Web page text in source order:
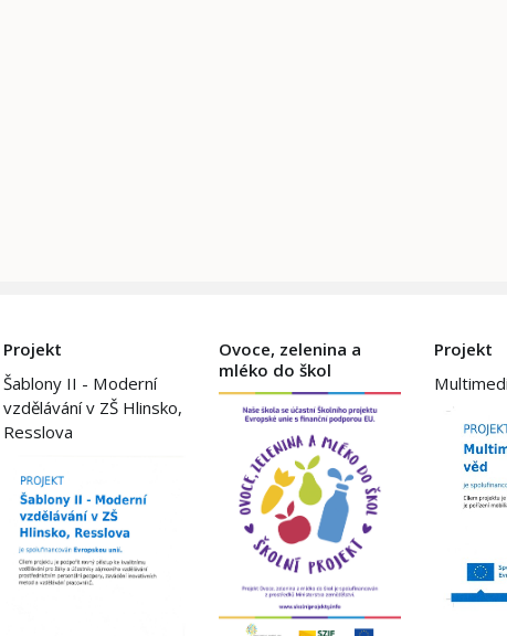
Projekt
Šablony II - Moderní
vzdělávání v ZŠ Hlinsko,
Resslova
Ovoce, zelenina a
mléko do škol
Projekt